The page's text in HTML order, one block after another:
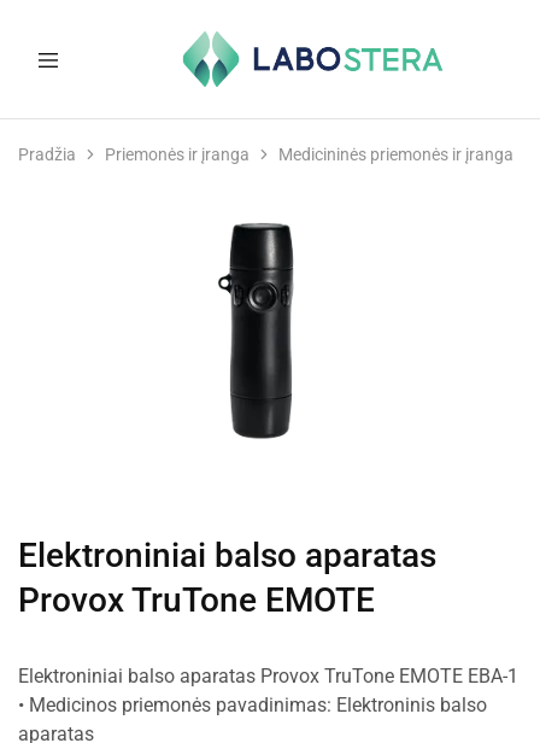
ir
Pradžia Priemonės ir įranga Medicininės priemonės ir įranga
Elektroniniai balso aparatas
Provox TruTone EMOTE
Elektroniniai balso aparatas Provox TruTone EMOTE EBA-1
• Medicinos priemonės pavadinimas: Elektroninis balso
aparatas